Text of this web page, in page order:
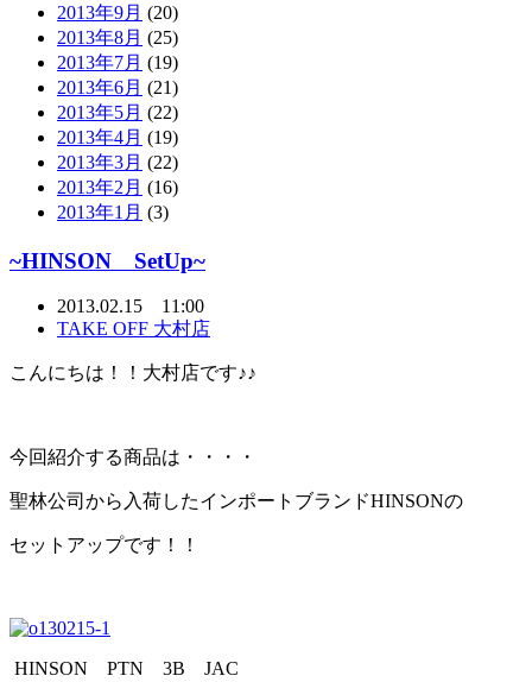
2013年9月 (20)
2013年8月 (25)
2013年7月 (19)
2013年6月 (21)
2013年5月 (22)
2013年4月 (19)
2013年3月 (22)
2013年2月 (16)
2013年1月 (3)
~HINSON SetUp~
2013.02.15 11:00
TAKE OFF 大村店
こんにちは！！大村店です♪♪
今回紹介する商品は・・・・
聖林公司から入荷したインポートブランドHINSONの
セットアップです！！
HINSON PTN 3B JAC